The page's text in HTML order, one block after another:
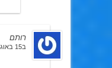
רותם
ב15 באוגוסט 2016